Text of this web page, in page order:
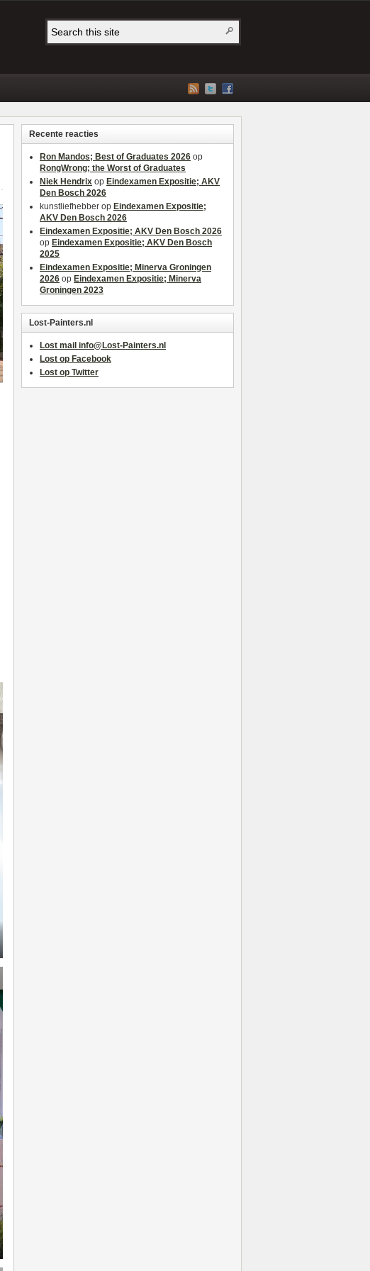
Recente reacties
Ron Mandos; Best of Graduates 2026 op
RongWrong; the Worst of Graduates
Niek Hendrix op Eindexamen Expositie; AKV
Den Bosch 2026
kunstliefhebber op Eindexamen Expositie;
AKV Den Bosch 2026
Eindexamen Expositie; AKV Den Bosch 2026
op Eindexamen Expositie; AKV Den Bosch
2025
Eindexamen Expositie; Minerva Groningen
2026 op Eindexamen Expositie; Minerva
Groningen 2023
Lost-Painters.nl
Lost mail info@Lost-Painters.nl
Lost op Facebook
Lost op Twitter